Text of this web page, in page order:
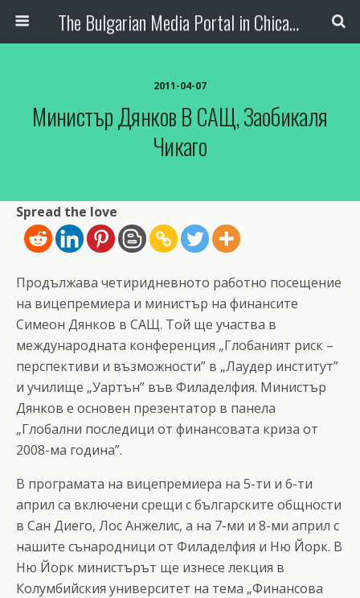
The Bulgarian Media Portal in Chicago
2011-04-07
Министър Дянков В САЩ, Заобикаля
Чикаго
Spread the love
Продължава четиридневното работно посещение
на вицепремиера и министър на финансите
Симеон Дянков в САЩ. Той ще участва в
международната конференция „Глобаният риск –
перспективи и възможности” в „Лаудер институт”
и училище „Уартън” във Филаделфия. Министър
Дянков е основен презентатор в панела
„Глобални последици от финансовата криза от
2008-ма година”.
В програмата на вицепремиера на 5-ти и 6-ти
април са включени срещи с българските общности
в Сан Диего, Лос Анжелис, а на 7-ми и 8-ми април с
нашите сънародници от Филаделфия и Ню Йорк. В
Ню Йорк министърът ще изнесе лекция в
Колумбийския университет на тема „Финансова